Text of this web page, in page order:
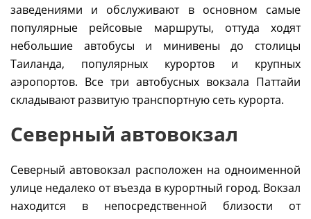
заведениями и обслуживают в основном самые
популярные рейсовые маршруты, оттуда ходят
небольшие автобусы и минивены до столицы
Таиланда, популярных курортов и крупных
аэропортов. Все три автобусных вокзала Паттайи
складывают развитую транспортную сеть курорта.
Северный автовокзал
Северный автовокзал расположен на одноименной
улице недалеко от въезда в курортный город. Вокзал
находится в непосредственной близости от